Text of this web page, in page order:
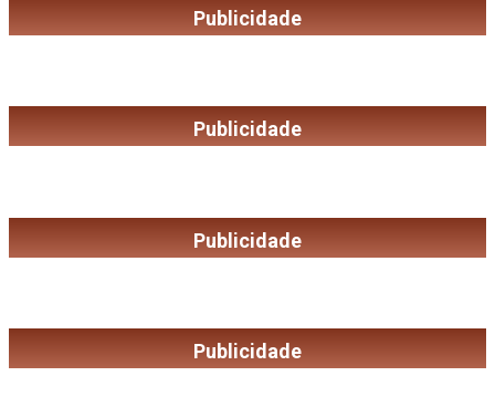
Publicidade
Publicidade
Publicidade
Publicidade